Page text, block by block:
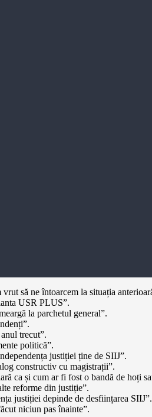
să ne întoarcem la situația
USR PLUS”.
la parchetul general”.
trecut”.
politică”.
justiției ține de SIIJ”.
constructiv cu magistrații”.
ca și cum ar fi fost o bandă de hoți
reforme din justiție”.
justiției depinde de desființarea SIIJ”.
niciun pas înainte”.